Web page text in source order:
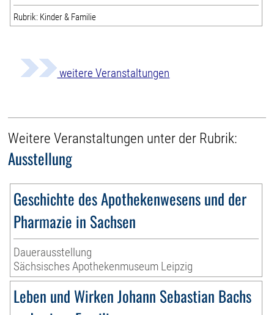
Rubrik: Kinder & Familie
weitere Veranstaltungen
Weitere Veranstaltungen unter der Rubrik:
Ausstellung
Geschichte des Apothekenwesens und der
Pharmazie in Sachsen
Dauerausstellung
Sächsisches Apothekenmuseum Leipzig
Leben und Wirken Johann Sebastian Bachs